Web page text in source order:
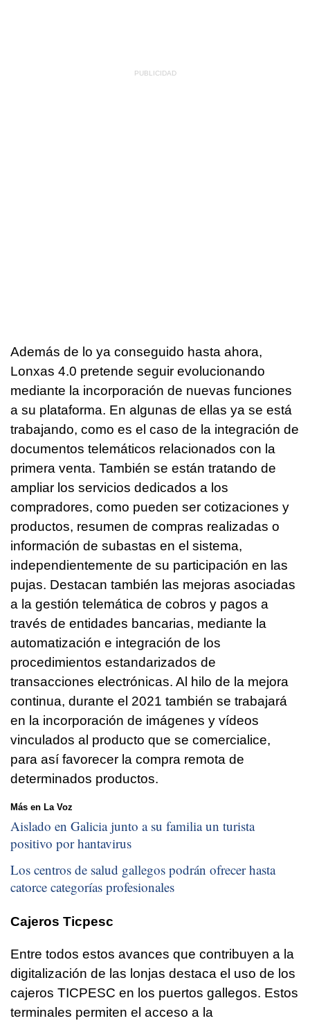
Además de lo ya conseguido hasta ahora,
Lonxas 4.0 pretende seguir evolucionando
mediante la incorporación de nuevas funciones
a su plataforma. En algunas de ellas ya se está
trabajando, como es el caso de la integración de
documentos telemáticos relacionados con la
primera venta. También se están tratando de
ampliar los servicios dedicados a los
compradores, como pueden ser cotizaciones y
productos, resumen de compras realizadas o
información de subastas en el sistema,
independientemente de su participación en las
pujas. Destacan también las mejoras asociadas
a la gestión telemática de cobros y pagos a
través de entidades bancarias, mediante la
automatización e integración de los
procedimientos estandarizados de
transacciones electrónicas. Al hilo de la mejora
continua, durante el 2021 también se trabajará
en la incorporación de imágenes y vídeos
vinculados al producto que se comercialice,
para así favorecer la compra remota de
determinados productos.
Más en La Voz
Aislado en Galicia junto a su familia un turista
positivo por hantavirus
Los centros de salud gallegos podrán ofrecer hasta
catorce categorías profesionales
Cajeros Ticpesc
Entre todos estos avances que contribuyen a la
digitalización de las lonjas destaca el uso de los
cajeros TICPESC en los puertos gallegos. Estos
terminales permiten el acceso a la